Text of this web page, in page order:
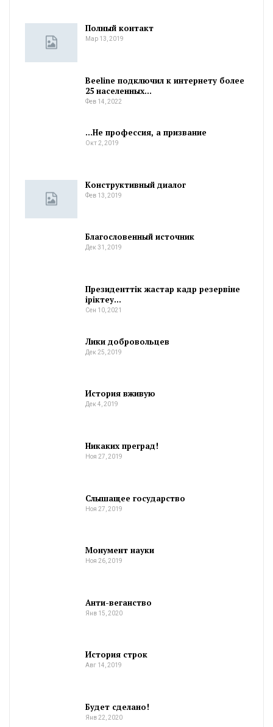
Полный контакт
Мар 13, 2019
Beeline подключил к интернету более
25 населенных…
Фев 14, 2022
…Не профессия, а призвание
Окт 2, 2019
Конструктивный диалог
Фев 13, 2019
Благословенный источник
Дек 31, 2019
Президенттік жастар кадр резервіне
іріктеу…
Сен 10, 2021
Лики добровольцев
Дек 25, 2019
История вживую
Дек 4, 2019
Никаких преград!
Ноя 27, 2019
Слышащее государство
Ноя 27, 2019
Монумент науки
Ноя 26, 2019
Анти-веганство
Янв 15, 2020
История строк
Авг 14, 2019
Будет сделано!
Янв 22, 2020